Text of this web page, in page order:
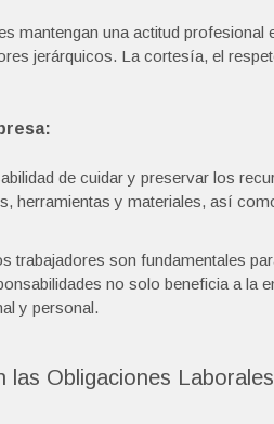
mantengan una actitud
jerárquicos. La cortesía, el
de cuidar y preservar los
herramientas y materiales, así
trabajadores son fundamentales
no solo beneficia a la
y personal.
las Obligaciones